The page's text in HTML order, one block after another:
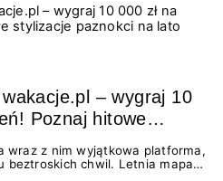
aksamitną teksturę,
na podniebieniu. Tego lata
tworząc unikalny projekt
– wygraj 10
Poznaj hitowe
wraz z nim wyjątkowa platforma,
beztroskich chwil. Letnia mapa